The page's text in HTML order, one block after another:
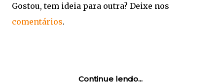
Gostou, tem ideia para outra? Deixe nos
comentários.
Continue lendo...